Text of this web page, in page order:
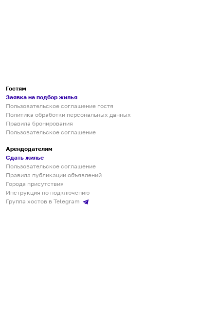
Гостям
Заявка на подбор жилья
Пользовательское соглашение гостя
Политика обработки персональных данных
Правила бронирования
Пользовательское соглашение
Арендодателям
Сдать жилье
Пользовательское соглашение
Правила публикации объявлений
Города присутствия
Инструкция по подключению
Группа хостов в Telegram